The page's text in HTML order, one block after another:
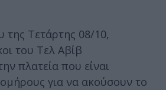
Τετάρτης 08/10,
του Τελ Αβίβ
πλατεία που είναι
για να ακούσουν το